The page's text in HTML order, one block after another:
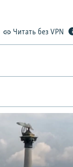
Читать без VPN